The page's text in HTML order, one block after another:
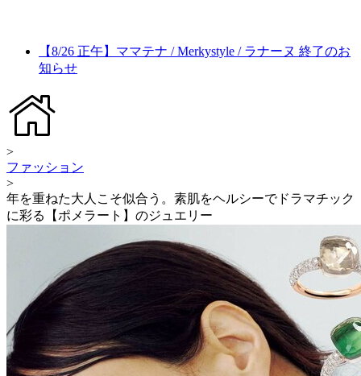
【8/26 正午】ママテナ / Merkystyle / ラナーヌ 終了のお
知らせ
>
ファッション
>
年を重ねた大人こそ似合う。素肌をヘルシーでドラマチック
に彩る【ポメラート】のジュエリー